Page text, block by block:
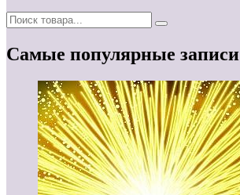
Самые популярные записи